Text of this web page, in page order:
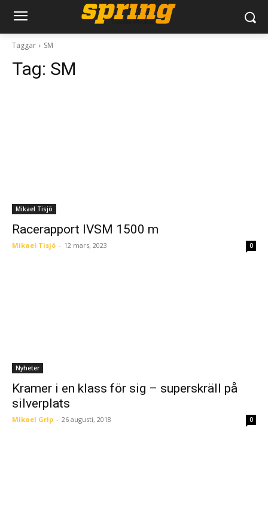
Taggar SM
Tag: SM
Mikael Tisjö
Racerapport IVSM 1500 m
Mikael Tisjö - 12 mars, 2023 0
Nyheter
Kramer i en klass för sig – superskräll på
silverplats
Mikael Grip - 26 augusti, 2018 0